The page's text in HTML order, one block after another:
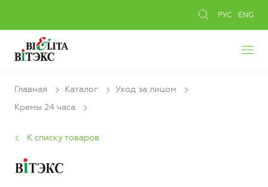
РУС ENG
Главная Каталог
Уход за лицом
Кремы 24 часа
К списку товаров